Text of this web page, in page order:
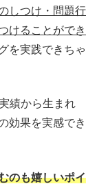
しつけ・問題行
けることができ
を実践できちゃ
績から生まれ
効果を実感でき
のも嬉しいポイ